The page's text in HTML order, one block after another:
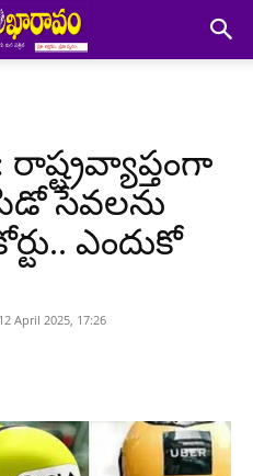
రాష్ట్రవ్యాప్తంగా
సేవలను
ఎందుకో
April 2025, 17:26